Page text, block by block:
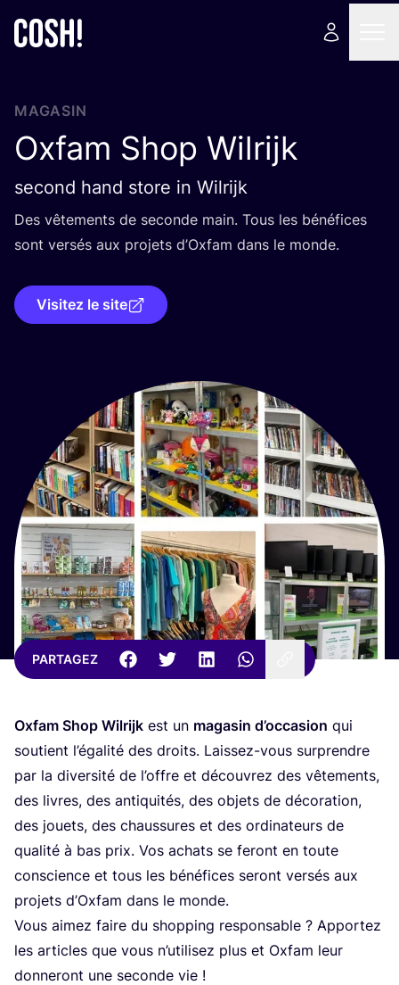
MAGASIN
Oxfam Shop Wilrijk
second hand store in Wilrijk
Des vête­ments de seconde main. Tous les béné­fices
sont ver­sés aux pro­jets d’Ox­fam dans le monde.
Visitez le site
PARTAGEZ
Oxfam Shop Wil­rijk est un maga­sin d’oc­ca­sion qui
sou­tient l’é­ga­li­té des droits. Lais­sez-vous sur­prendre
par la diver­si­té de l’offre et décou­vrez des vête­ments,
des livres, des anti­qui­tés, des objets de déco­ra­tion,
des jouets, des chaus­sures et des ordi­na­teurs de
qua­li­té à bas prix. Vos achats se feront en toute
conscience et tous les béné­fices seront ver­sés aux
pro­jets d’Ox­fam dans le monde.
Vous aimez faire du shop­ping res­pon­sable ? Appor­tez
les articles que vous n’u­ti­li­sez plus et Oxfam leur
don­ne­ront une seconde vie !